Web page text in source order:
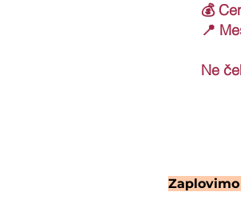
💰
📍
Ne
Zaplovimo